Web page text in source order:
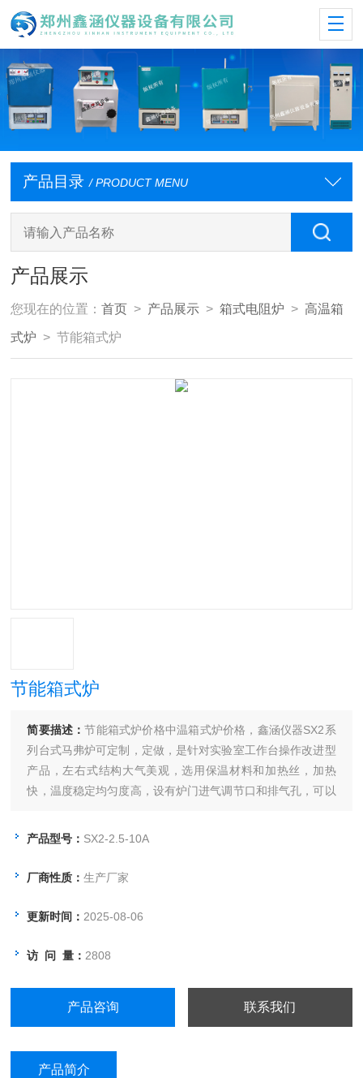
产品目录 / PRODUCT MENU
产品展示
您现在的位置：首页 > 产品展示 >箱式电阻炉 >高温箱
式炉 > 节能箱式炉
节能箱式炉
简要描述：节能箱式炉价格中温箱式炉价格，鑫涵仪器SX2系
列台式马弗炉可定制，定做，是针对实验室工作台操作改进型
产品，左右式结构大气美观，选用保温材料和加热丝，加热
快，温度稳定均匀度高，设有炉门进气调节口和排气孔，可以
产品型号： SX2-2.5-10A
厂商性质：生产厂家
更新时间： 2025-08-06
访 问 量： 2808
产品咨询 联系我们
产品简介